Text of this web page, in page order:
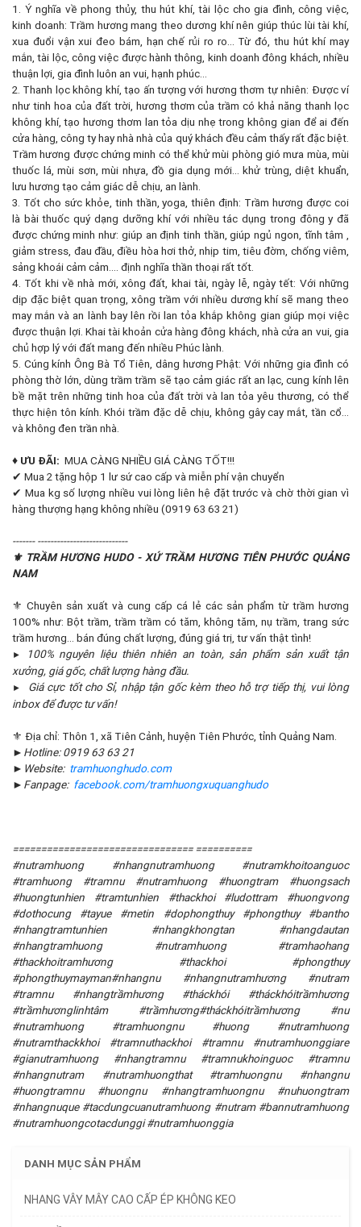
1. Ý nghĩa về phong thủy, thu hút khí, tài lộc cho gia đình, công việc,
kinh doanh: Trầm hương mang theo dương khí nên giúp thúc lùi tài khí,
xua đuổi vận xui đeo bám, hạn chế rủi ro ro... Từ đó, thu hút khí may
mắn, tài lộc, công việc được hành thông, kinh doanh đông khách, nhiều
thuận lợi, gia đình luôn an vui, hạnh phúc…
2. Thanh lọc không khí, tạo ấn tượng với hương thơm tự nhiên: Được ví
như tinh hoa của đất trời, hương thơm của trầm có khả năng thanh lọc
không khí, tạo hương thơm lan tỏa dịu nhẹ trong không gian để ai đến
cửa hàng, công ty hay nhà nhà của quý khách đều cảm thấy rất đặc biệt.
Trầm hương được chứng minh có thể khử mùi phòng gió mưa mùa, mùi
thuốc lá, mùi sơn, mùi nhựa, đồ gia dụng mới... khử trùng, diệt khuẩn,
lưu hương tạo cảm giác dễ chịu, an lành.
3. Tốt cho sức khỏe, tinh thần, yoga, thiên định: Trầm hương được coi
là bài thuốc quý dạng dưỡng khí với nhiều tác dụng trong đông y đã
được chứng minh như: giúp an định tinh thần, giúp ngủ ngon, tĩnh tâm ,
giảm stress, đau đầu, điều hòa hơi thở, nhịp tim, tiêu đờm, chống viêm,
sảng khoái cảm cảm…. định nghĩa thần thoại rất tốt.
4. Tốt khi về nhà mới, xông đất, khai tài, ngày lễ, ngày tết: Với những
dịp đặc biệt quan trọng, xông trầm với nhiều dương khí sẽ mang theo
may mắn và an lành bay lên rồi lan tỏa khắp không gian giúp mọi việc
được thuận lợi. Khai tài khoản cửa hàng đông khách, nhà cửa an vui, gia
chủ hợp lý với đất mang đến nhiều Phúc lành.
5. Cúng kính Ông Bà Tổ Tiên, dâng hương Phật: Với những gia đình có
phòng thờ lớn, dùng trầm trầm sẽ tạo cảm giác rất an lạc, cung kính lên
bề mặt trên những tinh hoa của đất trời và lan tỏa yêu thương, có thể
thực hiện tôn kính. Khói trầm đặc dễ chịu, không gây cay mắt, tần cổ…
và không đen trần nhà.
♦ ƯU ĐÃI: MUA CÀNG NHIỀU GIÁ CÀNG TỐT!!!
✔ Mua 2 tặng hộp 1 lư sứ cao cấp và miễn phí vận chuyển
✔ Mua kg số lượng nhiều vui lòng liên hệ đặt trước và chờ thời gian vì
hàng thượng hạng không nhiều (0919 63 63 21)
------- ----------------------------
⚜️ TRẦM HƯƠNG HUDO - XỨ TRẦM HƯƠNG TIÊN PHƯỚC QUẢNG
NAM
⚜️ Chuyên sản xuất và cung cấp cá lẻ các sản phẩm từ trầm hương
100% như: Bột trầm, trầm trầm có tăm, không tăm, nụ trầm, trang sức
trầm hương... bán đúng chất lượng, đúng giá trị, tư vấn thật tình!
►
100% nguyên liệu thiên nhiên an toàn, sản phẩm sản xuất tận
xưởng, giá gốc, chất lượng hàng đầu.
►
Giá cực tốt cho Sỉ, nhập tận gốc kèm theo hỗ trợ tiếp thị, vui lòng
inbox để được tư vấn!
⚜️ Địa chỉ: Thôn 1, xã Tiên Cảnh, huyện Tiên Phước, tỉnh Quảng Nam.
►Hotline: 0919 63 63 21
►Website: tramhuonghudo.com
►Fanpage: facebook.com/tramhuongxuquanghudo
================================ ==========
#nutramhuong #nhangnutramhuong #nutramkhoitoanguoc
#tramhuong #tramnu #nutramhuong #huongtram #huongsach
#huongtunhien #tramtunhien #thackhoi #ludottram #huongvong
#dothocung #tayue #metin #dophongthuy #phongthuy #bantho
#nhangtramtunhien #nhangkhongtan #nhangdautan
#nhangtramhuong #nutramhuong #tramhaohang
#thackhoitramhương #thackhoi #phongthuy
#phongthuymayman#nhangnu #nhangnutramhương #nutram
#tramnu #nhangtrầmhương #tháckhói #tháckhóitrầmhương
#trầmhươnglinhtâm #trầmhương#tháckhóitrầmhương #nu
#nutramhuong #tramhuongnu #huong #nutramhuong
#nutramthackkhoi #tramnuthackhoi #tramnu #nutramhuonggiare
#gianutramhuong #nhangtramnu #tramnukhoinguoc #tramnu
#nhangnutram #nutramhuongthat #tramhuongnu #nhangnu
#huongtramnu #huongnu #nhangtramhuongnu #nuhuongtram
#nhangnuque #tacdungcuanutramhuong #nutram #bannutramhuong
#nutramhuongcotacdunggi #nutramhuonggia
DANH MỤC SẢN PHẨM
NHANG VÂY MÂY CAO CẤP ÉP KHÔNG KEO